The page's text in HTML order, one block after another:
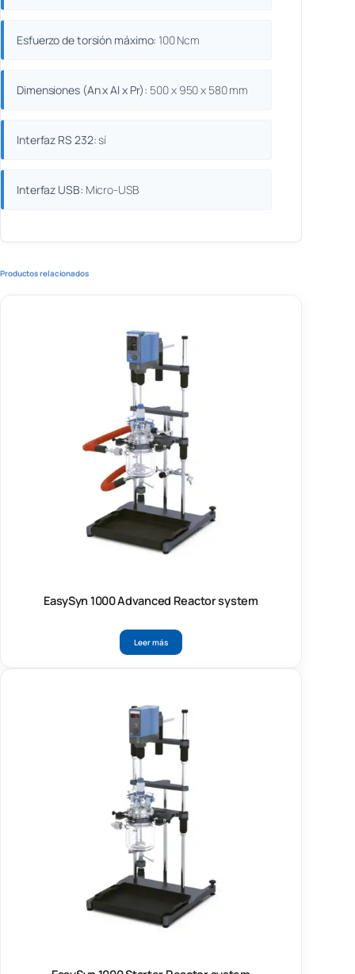
Esfuerzo de torsión máximo: 100 Ncm
Dimensiones (An x Al x Pr): 500 x 950 x 580 mm
Interfaz RS 232:sí
Interfaz USB: Micro-USB
Productos relacionados
EasySyn 1000 Advanced Reactor system
Leer más